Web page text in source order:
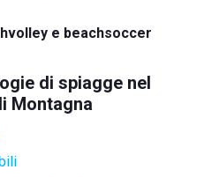
e beachsoccer
di spiagge nel
Montagna